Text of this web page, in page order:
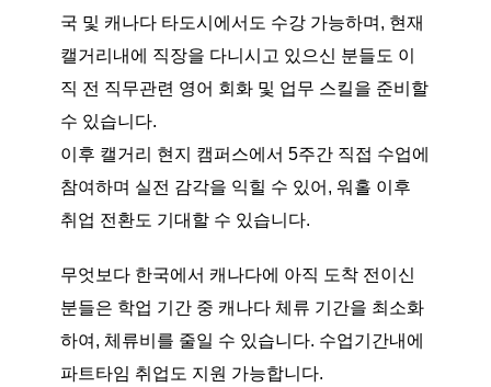
국 및 캐나다 타도시에서도 수강 가능하며, 현재
캘거리내에 직장을 다니시고 있으신 분들도 이
직 전 직무관련 영어 회화 및 업무 스킬을 준비할
수 있습니다.
이후 캘거리 현지 캠퍼스에서 5주간 직접 수업에
참여하며 실전 감각을 익힐 수 있어, 워홀 이후
취업 전환도 기대할 수 있습니다.
무엇보다 한국에서 캐나다에 아직 도착 전이신
분들은 학업 기간 중 캐나다 체류 기간을 최소화
하여, 체류비를 줄일 수 있습니다. 수업기간내에
파트타임 취업도 지원 가능합니다.